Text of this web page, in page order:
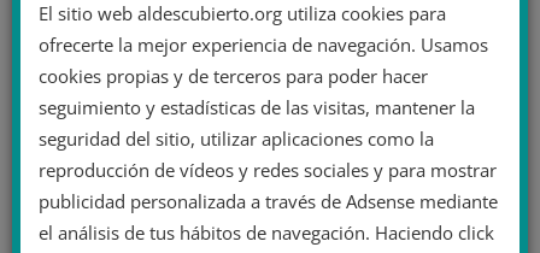
El sitio web aldescubierto.org utiliza cookies para
ofrecerte la mejor experiencia de navegación. Usamos
cookies propias y de terceros para poder hacer
seguimiento y estadísticas de las visitas, mantener la
seguridad del sitio, utilizar aplicaciones como la
reproducción de vídeos y redes sociales y para mostrar
publicidad personalizada a través de Adsense mediante
el análisis de tus hábitos de navegación. Haciendo click